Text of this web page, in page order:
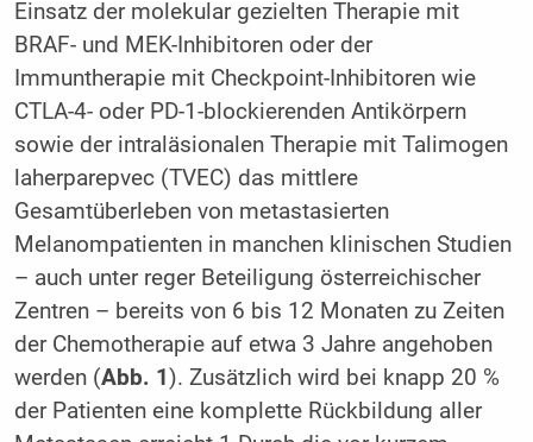
Einsatz der molekular gezielten Therapie mit
BRAF- und MEK-Inhibitoren oder der
Immuntherapie mit Checkpoint-Inhibitoren wie
CTLA-4- oder PD-1-blockierenden Antikörpern
sowie der intraläsionalen Therapie mit Talimogen
laherparepvec (TVEC) das mittlere
Gesamtüberleben von metastasierten
Melanompatienten in manchen klinischen Studien
– auch unter reger Beteiligung österreichischer
Zentren – bereits von 6 bis 12 Monaten zu Zeiten
der Chemotherapie auf etwa 3 Jahre angehoben
werden (Abb. 1). Zusätzlich wird bei knapp 20 %
der Patienten eine komplette Rückbildung aller